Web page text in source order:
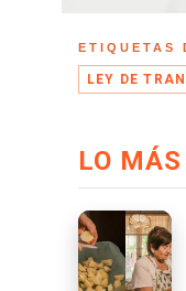
ETIQUETAS
LEY DE
LO